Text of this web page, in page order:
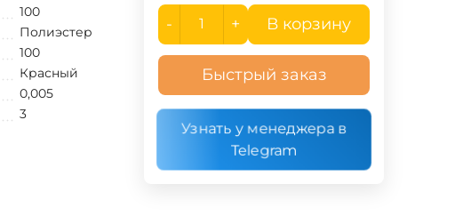
100
Полиэстер
100
Красный
0,005
3
- + В корзину
Быстрый заказ
Узнать у менеджера в
Telegram